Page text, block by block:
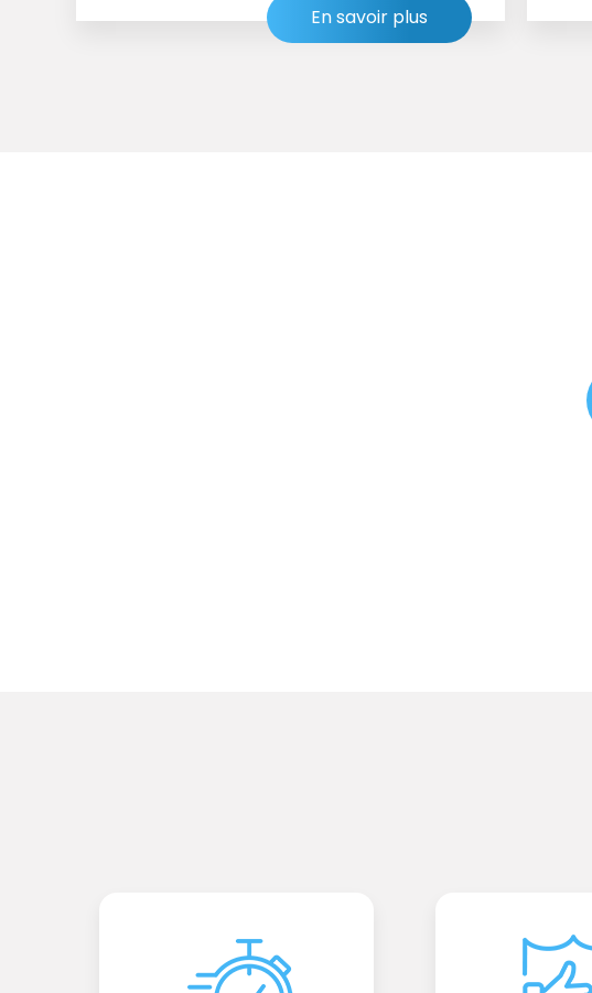
En savoir plus